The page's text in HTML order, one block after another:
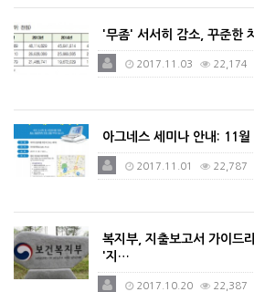
'무좀' 서서히 감소, 꾸준한
2017.11.03 22,174
아그네스 세미나 안내: 11
2017.11.01 22,787
복지부, 지출보고서 가이드
'지…
2017.10.20 22,387